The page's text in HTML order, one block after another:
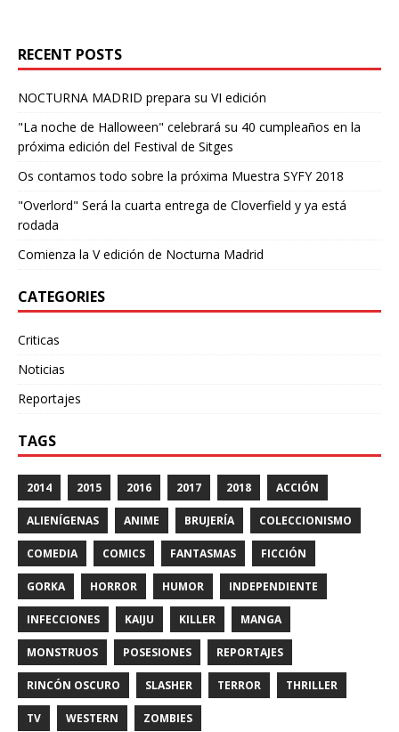
RECENT POSTS
NOCTURNA MADRID prepara su VI edición
"La noche de Halloween" celebrará su 40 cumpleaños en la
próxima edición del Festival de Sitges
Os contamos todo sobre la próxima Muestra SYFY 2018
"Overlord" Será la cuarta entrega de Cloverfield y ya está
rodada
Comienza la V edición de Nocturna Madrid
CATEGORIES
Criticas
Noticias
Reportajes
TAGS
2014 2015 2016 2017 2018 ACCIÓN
ALIENÍGENAS ANIME BRUJERÍA COLECCIONISMO
COMEDIA COMICS FANTASMAS FICCIÓN
GORKA HORROR HUMOR INDEPENDIENTE
INFECCIONES KAIJU KILLER MANGA
MONSTRUOS POSESIONES REPORTAJES
RINCÓN OSCURO SLASHER TERROR THRILLER
TV WESTERN ZOMBIES